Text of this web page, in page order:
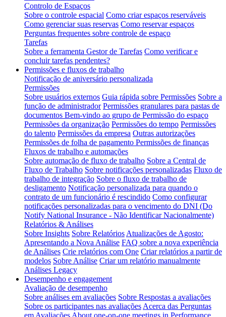
Controlo de Espaços
Sobre o controle espacial Como criar espaços reserváveis
Como gerenciar suas reservas Como reservar espaços
Perguntas frequentes sobre controle de espaço
Tarefas
Sobre a ferramenta Gestor de Tarefas Como verificar e
concluir tarefas pendentes?
Permissões e fluxos de trabalho
Notificação de aniversário personalizada
Permissões
Sobre usuários externos Guia rápida sobre Permissões Sobre a
função de administrador Permissões granulares para pastas de
documentos Bem-vindo ao grupo de Permissão do espaço
Permissões da organização Permissões do tempo Permissões
do talento Permissões da empresa Outras autorizações
Permissões de folha de pagamento Permissões de finanças
Fluxos de trabalho e automações
Sobre automação de fluxo de trabalho Sobre a Central de
Fluxo de Trabalho Sobre notificações personalizadas Fluxo de
trabalho de integração Sobre o fluxo de trabalho de
desligamento Notificação personalizada para quando o
contrato de um funcionário é rescindido Como configurar
notificações personalizadas para o vencimento do DNI (Do
Notify National Insurance - Não Identificar Nacionalmente)
Relatórios & Análises
Sobre Insights Sobre Relatórios Atualizações de Agosto:
Apresentando a Nova Análise FAQ sobre a nova experiência
de Análises Crie relatórios com One Criar relatórios a partir de
modelos Sobre Análise Criar um relatório manualmente
Análises Legacy
Desempenho e engagement
Avaliação de desempenho
Sobre análises em avaliações Sobre Respostas a avaliações
Sobre os participantes nas avaliações Acerca das Perguntas
em Avaliações About one-on-one meetings in Performance